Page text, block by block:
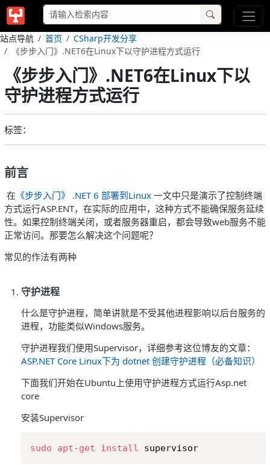
站点导航 首页
CSharp开发分享
《步步入门》.NET6在Linux下以守护进程方式运行
《步步入门》.NET6在Linux下以
守护进程方式运行
标签：
前言
​ 在 《步步入门》 .NET 6 部署到Linux 一文中只是演示了控制终端
方式运行ASP.ENT，在实际的应用中，这种方式不能确保服务延续
性。如果控制终端关闭，或者服务器重启，都会导致web服务不能
正常访问。那要怎么解决这个问题呢？
常见的作法有两种
守护进程
什么是守护进程，简单讲就是不受其他进程影响以后台服务的
进程，功能类似Windows服务。
守护进程我们使用Supervisor，详细参考这位博友的文章：
ASP.NET Core Linux下为 dotnet 创建守护进程（必备知识）
下面我们开始在Ubuntu上使用守护进程方式运行Asp.net
core
安装Supervisor
sudo apt-get install